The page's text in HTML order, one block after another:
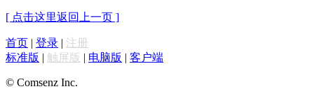
[ 点击这里返回上一页 ]
首页 | 登录 | 注册
标准版 | 触屏版 | 电脑版 | 客户端
© Comsenz Inc.